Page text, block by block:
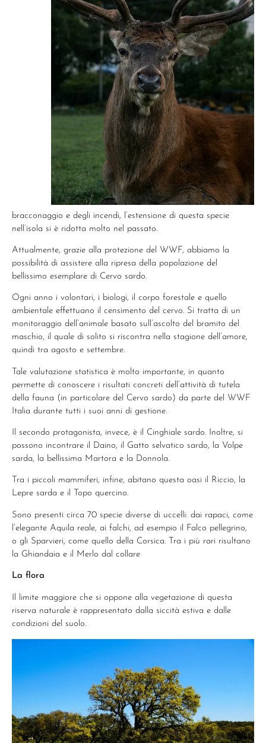
bracconaggio e degli incendi, l’estensione di questa specie
nell’isola si è ridotta molto nel passato.
Attualmente, grazie alla protezione del WWF, abbiamo la
possibilità di assistere alla ripresa della popolazione del
bellissimo esemplare di Cervo sardo.
Ogni anno i volontari, i biologi, il corpo forestale e quello
ambientale effettuano il censimento del cervo. Si tratta di un
monitoraggio dell’animale basato sull’ascolto del bramito del
maschio, il quale di solito si riscontra nella stagione dell’amore,
quindi tra agosto e settembre.
Tale valutazione statistica è molto importante, in quanto
permette di conoscere i risultati concreti dell’attività di tutela
della fauna (in particolare del Cervo sardo) da parte del WWF
Italia durante tutti i suoi anni di gestione.
Il secondo protagonista, invece, è il Cinghiale sardo. Inoltre, si
possono incontrare il Daino, il Gatto selvatico sardo, la Volpe
sarda, la bellissima Martora e la Donnola.
Tra i piccoli mammiferi, infine, abitano questa oasi il Riccio, la
Lepre sarda e il Topo quercino.
Sono presenti circa 70 specie diverse di uccelli: dai rapaci, come
l’elegante Aquila reale, ai falchi, ad esempio il Falco pellegrino,
o gli Sparvieri, come quello della Corsica. Tra i più rari risultano
la Ghiandaia e il Merlo dal collare
La flora
Il limite maggiore che si oppone alla vegetazione di questa
riserva naturale è rappresentato dalla siccità estiva e dalle
condizioni del suolo.